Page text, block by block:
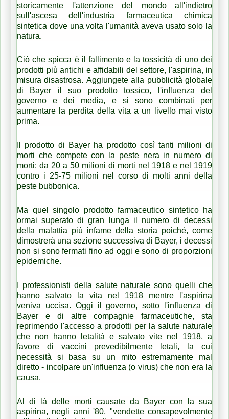
storicamente l'attenzione del mondo all'indietro
sull'ascesa dell'industria farmaceutica chimica
sintetica dove una volta l'umanità aveva usato solo la
natura.
Ciò che spicca è il fallimento e la tossicità di uno dei
prodotti più antichi e affidabili del settore, l'aspirina, in
misura disastrosa. Aggiungete alla pubblicità globale
di Bayer il suo prodotto tossico, l'influenza del
governo e dei media, e si sono combinati per
aumentare la perdita della vita a un livello mai visto
prima.
Il prodotto di Bayer ha prodotto così tanti milioni di
morti che compete con la peste nera in numero di
morti: da 20 a 50 milioni di morti nel 1918 e nel 1919
contro i 25-75 milioni nel corso di molti anni della
peste bubbonica.
Ma quel singolo prodotto farmaceutico sintetico ha
ormai superato di gran lunga il numero di decessi
della malattia più infame della storia poiché, come
dimostrerà una sezione successiva di Bayer, i decessi
non si sono fermati fino ad oggi e sono di proporzioni
epidemiche.
I professionisti della salute naturale sono quelli che
hanno salvato la vita nel 1918 mentre l'aspirina
veniva uccisa. Oggi il governo, sotto l'influenza di
Bayer e di altre compagnie farmaceutiche, sta
reprimendo l'accesso a prodotti per la salute naturale
che non hanno letalità e salvato vite nel 1918, a
favore di vaccini prevedibilmente letali, la cui
necessità si basa su un mito estremamente mal
diretto - incolpare un'influenza (o virus) che non era la
causa.
Al di là delle morti causate da Bayer con la sua
aspirina, negli anni '80, "vendette consapevolmente